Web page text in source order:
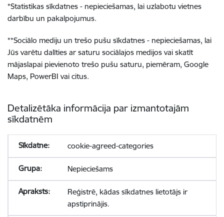
*Statistikas sīkdatnes - nepieciešamas, lai uzlabotu vietnes
darbību un pakalpojumus.
**Sociālo mediju un trešo pušu sīkdatnes - nepieciešamas, lai
Jūs varētu dalīties ar saturu sociālajos medijos vai skatīt
mājaslapai pievienoto trešo pušu saturu, piemēram, Google
Maps, PowerBI vai citus.
Detalizētāka informācija par izmantotajām
sīkdatnēm
cookie-agreed-categories
Nepieciešams
Reģistrē, kādas sīkdatnes lietotājs ir
apstiprinājis.